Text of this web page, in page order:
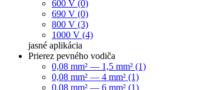
600 V (0)
690 V (0)
800 V (3)
1000 V (4)
jasné aplikácia
Prierez pevného vodiča
0,08 mm² — 1,5 mm² (1)
0,08 mm² — 4 mm² (1)
0,08 mm² — 6 mm² (1)